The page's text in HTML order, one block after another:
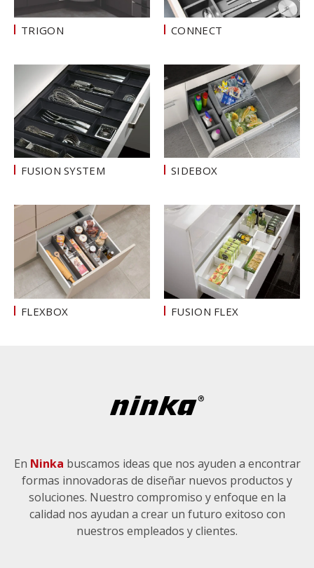
TRIGON CONNECT
FUSION SYSTEM SIDEBOX
FLEXBOX FUSION FLEX
En Ninka buscamos ideas que nos ayuden a encontrar
formas innovadoras de diseñar nuevos productos y
soluciones. Nuestro compromiso y enfoque en la
calidad nos ayudan a crear un futuro exitoso con
nuestros empleados y clientes.